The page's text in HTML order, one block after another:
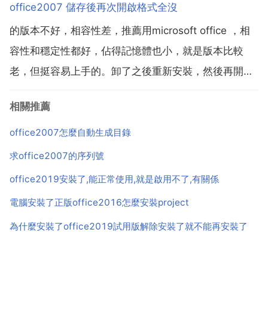
office2007 儲存後再次開啟格式全沒
的版本不好，相容性差，推薦用microsoft office ，相
容性和穩定性都好，佔得記憶體也小，就是版本比較
老，但挺容易上手的。卸了之後重新安裝，然後再開啟
了 你可以在 設定單元格格式 里加上框線，日期變成數
字的情況，要把寫日期的單元格通過 設...
相關推薦
office2007怎麼自動生成目錄
求office2007的序列號
office2019安裝了,能正常使用,就是啟用不了,有關係
電腦安裝了正版office2016怎麼安裝project
為什麼安裝了office2019試用版解除安裝了就不能再安裝了